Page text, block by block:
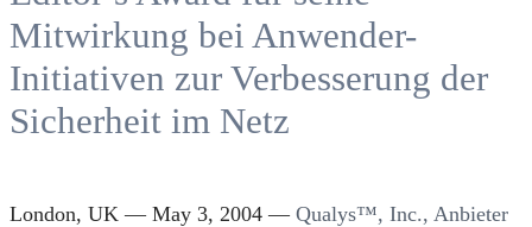
Mitwirkung bei Anwender-
Initiativen zur Verbesserung der
Sicherheit im Netz
London, UK — May 3, 2004 —Qualys™, Inc., Anbieter